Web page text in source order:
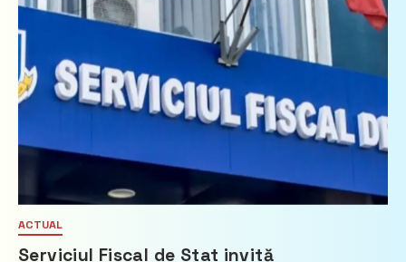
ACTUAL
Serviciul Fiscal de Stat invită